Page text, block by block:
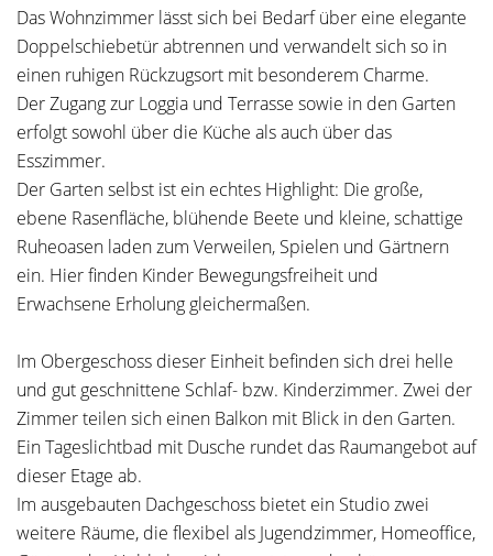
Das Wohnzimmer lässt sich bei Bedarf über eine elegante
Doppelschiebetür abtrennen und verwandelt sich so in
einen ruhigen Rückzugsort mit besonderem Charme.
Der Zugang zur Loggia und Terrasse sowie in den Garten
erfolgt sowohl über die Küche als auch über das
Esszimmer.
Der Garten selbst ist ein echtes Highlight: Die große,
ebene Rasenfläche, blühende Beete und kleine, schattige
Ruheoasen laden zum Verweilen, Spielen und Gärtnern
ein. Hier finden Kinder Bewegungsfreiheit und
Erwachsene Erholung gleichermaßen.
Im Obergeschoss dieser Einheit befinden sich drei helle
und gut geschnittene Schlaf- bzw. Kinderzimmer. Zwei der
Zimmer teilen sich einen Balkon mit Blick in den Garten.
Ein Tageslichtbad mit Dusche rundet das Raumangebot auf
dieser Etage ab.
Im ausgebauten Dachgeschoss bietet ein Studio zwei
weitere Räume, die flexibel als Jugendzimmer, Homeoffice,